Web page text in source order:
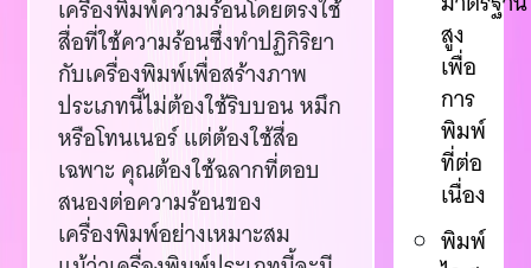
เครื่องพิมพ์ความร้อนโดยตรงใช้
สื่อที่ใช้ความร้อนซึ่งทำปฏิกิริยา
กับเครื่องพิมพ์เพื่อสร้างภาพ
ประเภทนี้ไม่ต้องใช้ริบบอน หมึก
หรือโทนเนอร์ แต่ต้องใช้สื่อ
เฉพาะ คุณต้องใช้ฉลากที่ตอบ
สนองต่อความร้อนของ
เครื่องพิมพ์อย่างเหมาะสม
สูง
เพื่อ
การ
พิมพ์
ที่ต่อ
เนื่อง
พิมพ์